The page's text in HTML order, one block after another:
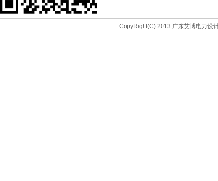
CopyRight(C) 2013 广东艾博电力设